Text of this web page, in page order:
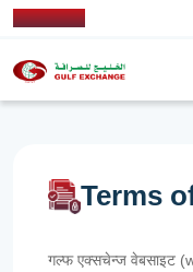
Terms
गल्फ एक्सचेन्ज वेबसाइट